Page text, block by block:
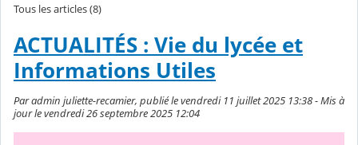
Tous les articles (8)
ACTUALITÉS : Vie du lycée et
Informations Utiles
Par admin juliette-recamier, publié le vendredi 11 juillet 2025 13:38 - Mis à
jour le vendredi 26 septembre 2025 12:04